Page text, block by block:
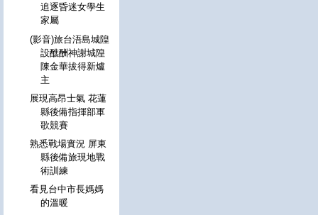
追逐昏迷女學生
家屬
(影音)旅台浯島城隍
設醮酬神謝城隍
陳金華拔得新爐
主
展現高昂士氣 花蓮
縣後備指揮部軍
歌競賽
熟悉戰場實況 屏東
縣後備旅現地戰
術訓練
看見台中市長媽媽
的溫暖